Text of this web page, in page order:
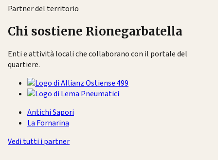
Partner del territorio
Chi sostiene Rionegarbatella
Enti e attività locali che collaborano con il portale del
quartiere.
Antichi Sapori
La Fornarina
Vedi tutti i partner